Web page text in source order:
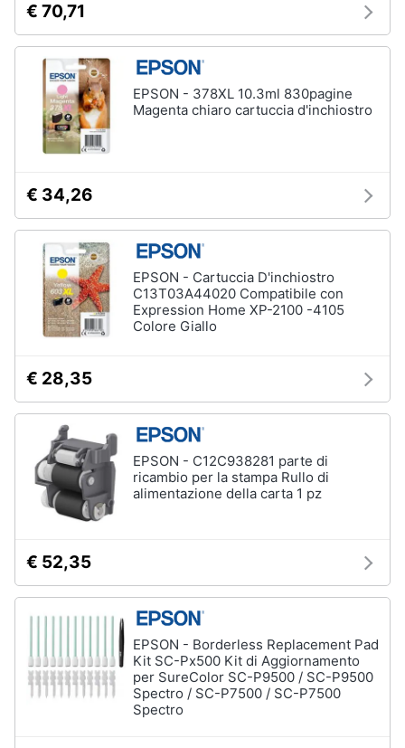
€ 70,71
EPSON - 378XL 10.3ml 830pagine
Magenta chiaro cartuccia d'inchiostro
€ 34,26
EPSON - Cartuccia D'inchiostro
C13T03A44020 Compatibile con
Expression Home XP-2100 -4105
Colore Giallo
€ 28,35
EPSON - C12C938281 parte di
ricambio per la stampa Rullo di
alimentazione della carta 1 pz
€ 52,35
EPSON - Borderless Replacement Pad
Kit SC-Px500 Kit di Aggiornamento
per SureColor SC-P9500 / SC-P9500
Spectro / SC-P7500 / SC-P7500
Spectro